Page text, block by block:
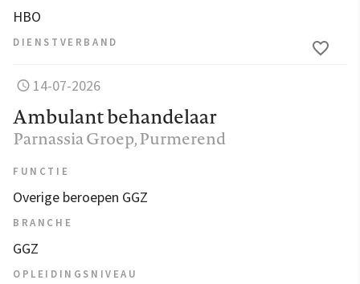
HBO
DIENSTVERBAND
14-07-2026
Ambulant behandelaar
Parnassia Groep, Purmerend
FUNCTIE
Overige beroepen GGZ
BRANCHE
GGZ
OPLEIDINGSNIVEAU